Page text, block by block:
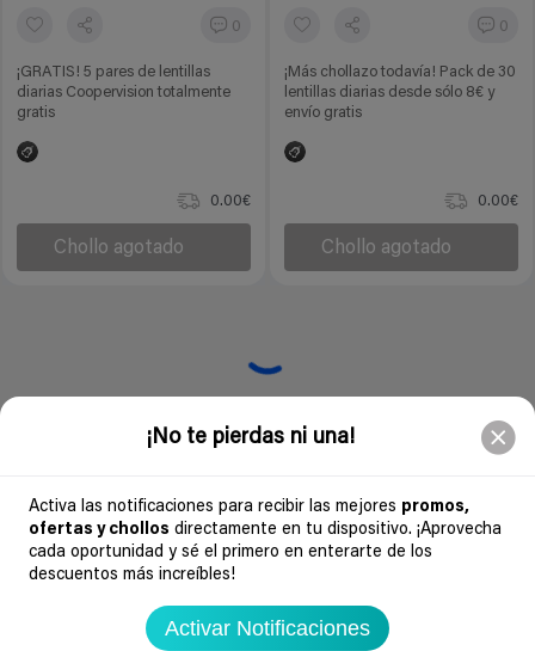
¡No te pierdas ni una!
Activa las notificaciones para recibir las mejores promos,
ofertas y chollos directamente en tu dispositivo. ¡Aprovecha
cada oportunidad y sé el primero en enterarte de los
descuentos más increíbles!
Activar Notificaciones
0
¡GRATIS! 5 pares de lentillas
diarias Coopervision totalmente
gratis
0.00€
Chollo agotado
0
¡Más chollazo todavía! Pack de 30
lentillas diarias desde sólo 8€ y
envío gratis
0.00€
Chollo agotado
ingresos por compras adscritas que cumplen requisitos aplicables. Esto no
Soydechollos.com encuentra los mejores chollos y ofertas de hoy en tecnología,
moda, hogar y más. Cupones verificados y alertas en tiempo real con nuestro
Avisador PRO. Ahorra ya